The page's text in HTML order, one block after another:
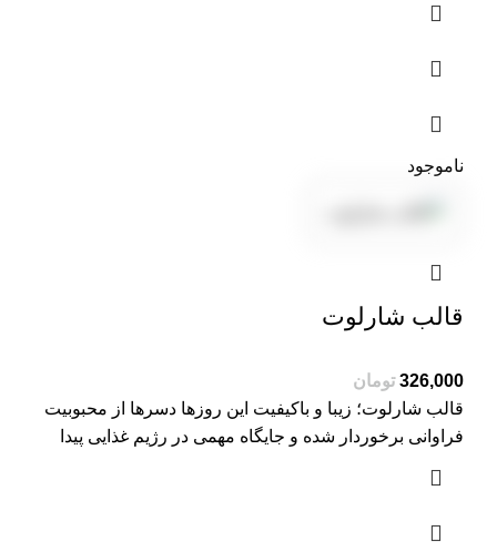
ناموجود
قالب شارلوت
تومان
قالب شارلوت؛ زیبا و باکیفیت این روزها دسرها از محبوبیت
فراوانی برخوردار شده و جایگاه مهمی در رژیم غذایی پیدا